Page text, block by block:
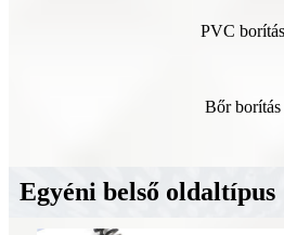
PVC borítás
Bőr borítás
Egyéni belső oldaltípus